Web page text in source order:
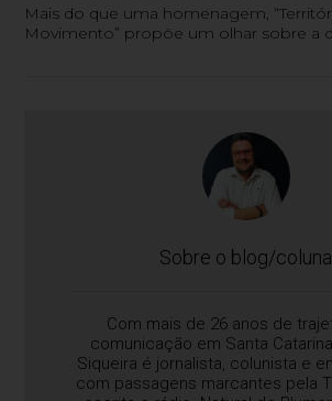
Mais do que uma homenagem,
Movimento” propõe um olhar sobre a
Sobre o blog/coluna
Com mais de 26 anos de
comunicação em Santa
Siqueira é jornalista, colunista e
com passagens marcantes pela